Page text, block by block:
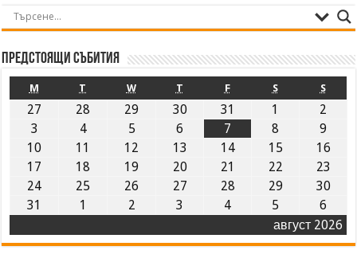
Предстоящи събития
август 2026
M T W T F S S
27 28 29 30 31 1
2
3
4 5 6 7 8
9
10
11 12 13 14 15
16
17
18 19 20 21 22
23
24
25 26 27 28 29
30
31
1 2 3 4 5 6